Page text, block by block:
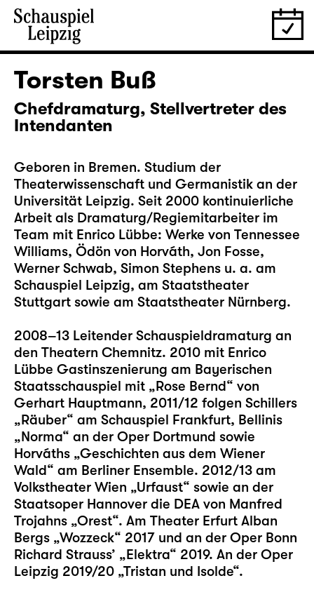
Torsten Buß
Chefdramaturg, Stellvertreter des
Intendanten
Geboren in Bremen. Studium der
Theaterwissenschaft und Germanistik an der
Universität Leipzig. Seit 2000 kontinuierliche
Arbeit als Dramaturg/Regiemitarbeiter im
Team mit Enrico Lübbe: Werke von Tennessee
Williams, Ödön von Horváth, Jon Fosse,
Werner Schwab, Simon Stephens u. a. am
Schauspiel Leipzig, am Staatstheater
Stuttgart sowie am Staatstheater Nürnberg.
2008–13 Leitender Schauspieldramaturg an
den Theatern Chemnitz. 2010 mit Enrico
Lübbe Gastinszenierung am Bayerischen
Staatsschauspiel mit „Rose Bernd“ von
Gerhart Hauptmann, 2011/12 folgen Schillers
„Räuber“ am Schauspiel Frankfurt, Bellinis
„Norma“ an der Oper Dortmund sowie
Horváths „Geschichten aus dem Wiener
Wald“ am Berliner Ensemble. 2012/13 am
Volkstheater Wien „Urfaust“ sowie an der
Staatsoper Hannover die DEA von Manfred
Trojahns „Orest“. Am Theater Erfurt Alban
Bergs „Wozzeck“ 2017 und an der Oper Bonn
Richard Strauss’ „Elektra“ 2019. An der Oper
Leipzig 2019/20 „Tristan und Isolde“.